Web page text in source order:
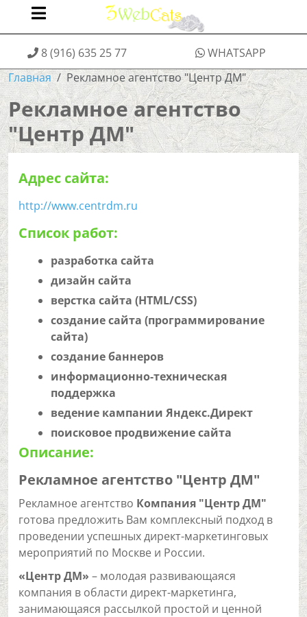
8 (916) 635 25 77
WHATSAPP
Главная
Рекламное агентство "Центр ДМ"
Рекламное агентство
"Центр ДМ"
Адрес сайта:
http://www.centrdm.ru
Список работ:
разработка сайта
дизайн сайта
верстка сайта (HTML/CSS)
создание сайта (программирование
сайта)
создание баннеров
информационно-техническая
поддержка
ведение кампании Яндекс.Директ
поисковое продвижение сайта
Описание:
Рекламное агентство "Центр ДМ"
Рекламное агентство Компания "Центр ДМ"
готова предложить Вам комплексный подход в
проведении успешных директ-маркетинговых
мероприятий по Москве и России.
«Центр ДМ» – молодая развивающаяся
компания в области директ-маркетинга,
занимающаяся рассылкой простой и ценной